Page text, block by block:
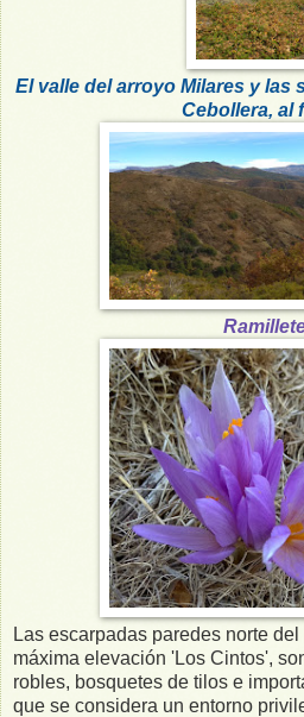
El valle del arroyo Milares y las
Cebollera, al
Las escarpadas paredes norte del
máxima elevación 'Los Cintos',
robles, bosquetes de tilos e
que se considera un entorno